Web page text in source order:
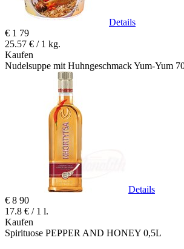
Details
€ 1 79
25.57 € / 1 kg.
Kaufen
Nudelsuppe mit Huhngeschmack Yum-Yum
Details
€ 8 90
17.8 € / 1 l.
Kaufen
Spirituose PEPPER AND HONEY 0,5L